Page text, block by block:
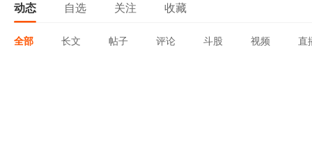
动态 自选 关注 收藏
全部 长文 帖子 评论 斗股 视频 直